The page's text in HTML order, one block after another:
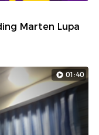
Marten Lupa
01:40